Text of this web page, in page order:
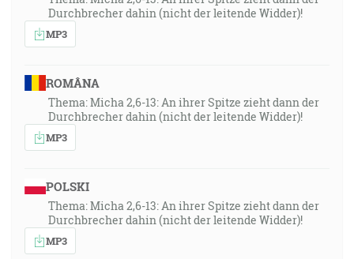
Durchbrecher dahin (nicht der leitende Widder)!
MP3
ROMÂNA
Thema: Micha 2,6-13: An ihrer Spitze zieht dann der
Durchbrecher dahin (nicht der leitende Widder)!
MP3
POLSKI
Thema: Micha 2,6-13: An ihrer Spitze zieht dann der
Durchbrecher dahin (nicht der leitende Widder)!
MP3